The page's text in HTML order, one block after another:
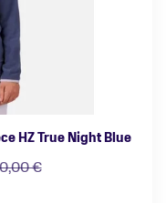
HZ True Night Blue
€